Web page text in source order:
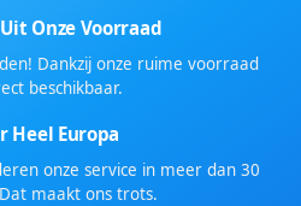
Onze Voorraad
Dankzij onze ruime voorraad
beschikbaar.
Heel Europa
onze service in meer dan 30
maakt ons trots.